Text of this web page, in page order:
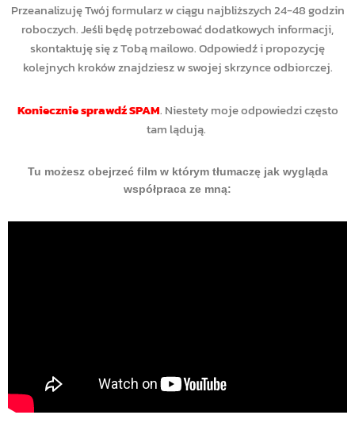
Przeanalizuję Twój formularz w ciągu najbliższych 24-48 godzin
roboczych. Jeśli będę potrzebować dodatkowych informacji,
skontaktuję się z Tobą mailowo. Odpowiedź i propozycję
kolejnych kroków znajdziesz w swojej skrzynce odbiorczej.
Koniecznie sprawdź SPAM. Niestety moje odpowiedzi często
tam lądują.
Tu możesz obejrzeć film w którym tłumaczę jak wygląda
współpraca ze mną: